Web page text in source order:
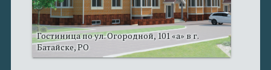
Гостиница по ул. Огородной, 101 «а» в г.
Батайске, РО